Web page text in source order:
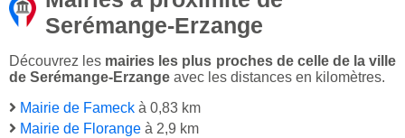
Serémange-Erzange
Découvrez les mairies les plus proches de celle de la ville
de Serémange-Erzange avec les distances en kilomètres.
Mairie de Fameck à 0,83 km
Mairie de Florange à 2,9 km